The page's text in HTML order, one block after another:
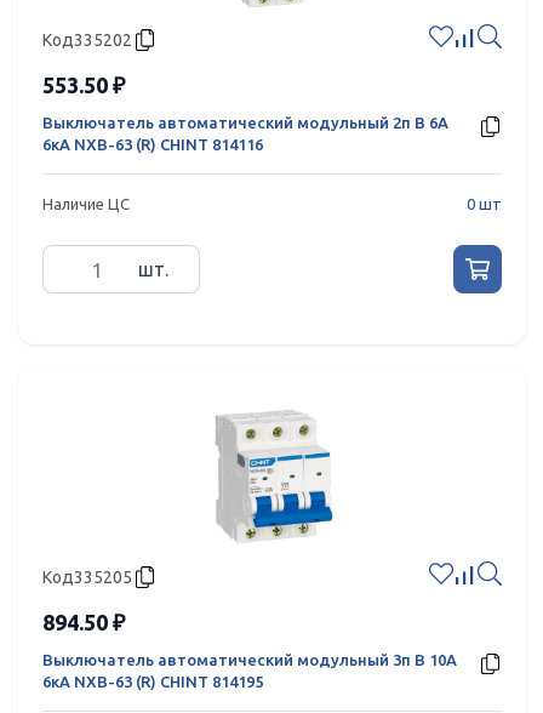
Код335202
553.50 ₽
Выключатель автоматический модульный 2п B 6А
6кА NXB-63 (R) CHINT 814116
Наличие ЦС 0 шт
шт.
Код335205
894.50 ₽
Выключатель автоматический модульный 3п B 10А
6кА NXB-63 (R) CHINT 814195